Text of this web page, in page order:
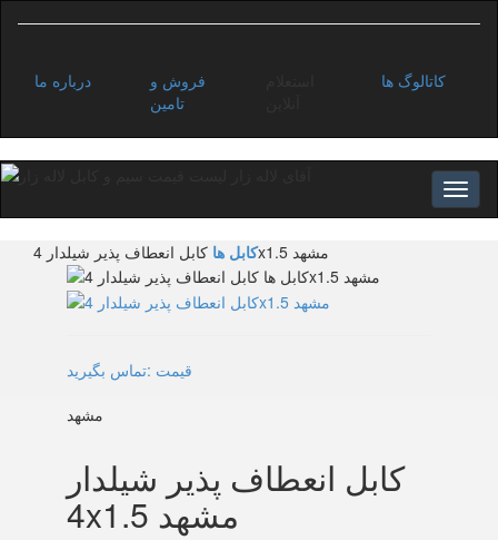
درباره ما
فروش و
تامین
کاتالوگ ها
کابل ها کابل انعطاف پذیر شیلدار 4x1.5 مشهد
قیمت :تماس بگیرید
مشهد
کابل انعطاف پذیر شیلدار
4x1.5 مشهد